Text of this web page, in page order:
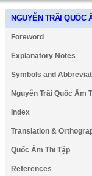
NGUYỄN TRÃI QUỐC
Foreword
Explanatory Notes
Symbols and
Nguyễn Trãi Quốc Âm
Index
Translation &
Quốc Âm Thi Tập
References